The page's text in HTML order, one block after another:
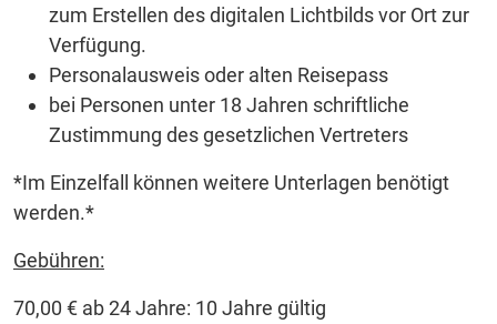
zum Erstellen des digitalen Lichtbilds vor Ort zur
Verfügung.
Personalausweis oder alten Reisepass
bei Personen unter 18 Jahren schriftliche
Zustimmung des gesetzlichen Vertreters
*Im Einzelfall können weitere Unterlagen benötigt
werden.*
Gebühren:
70,00 € ab 24 Jahre: 10 Jahre gültig